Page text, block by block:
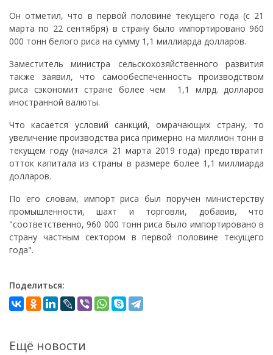
Он отметил, что в первой половине текущего года (с 21
марта по 22 сентября) в страну было импортировано 960
000 тонн белого риса на сумму 1,1 миллиарда долларов.
Заместитель министра сельскохозяйственного развития
также заявил, что самообеспеченность производством
риса сэкономит стране более чем 1,1 млрд. долларов
иностранной валюты.
Что касается условий санкций, омрачающих страну, то
увеличение производства риса примерно на миллион тонн в
текущем году (начался 21 марта 2019 года) предотвратит
отток капитала из страны в размере более 1,1 миллиарда
долларов.
По его словам, импорт риса был поручен министерству
промышленности, шахт и торговли, добавив, что
"соответственно, 960 000 тонн риса было импортировано в
страну частным сектором в первой половине текущего
года".
Поделиться:
Ещё новости